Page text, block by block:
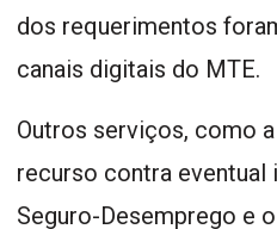
dos requerimentos
canais digitais do MTE.
Outros serviços, como
recurso contra eventual
Seguro-Desemprego e